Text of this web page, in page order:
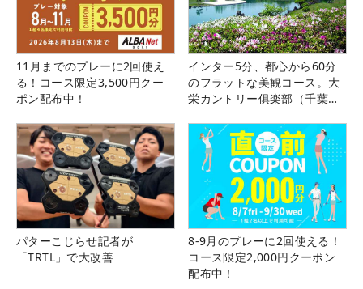
11月までのプレーに2回使え
る！コース限定3,500円クー
ポン配布中！
インター5分、都心から60分
のフラットな美観コース。大
栄カントリー俱楽部（千葉
パターこじらせ記者が
「TRTL」で大改善
8-9月のプレーに2回使える！
コース限定2,000円クーポン
配布中！